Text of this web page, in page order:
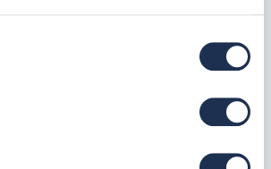
Opbouwframe breed 135-28-7
Opbouwframe breed 135-28-4